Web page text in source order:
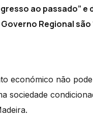
ao passado”
Regional
económico não
sociedade